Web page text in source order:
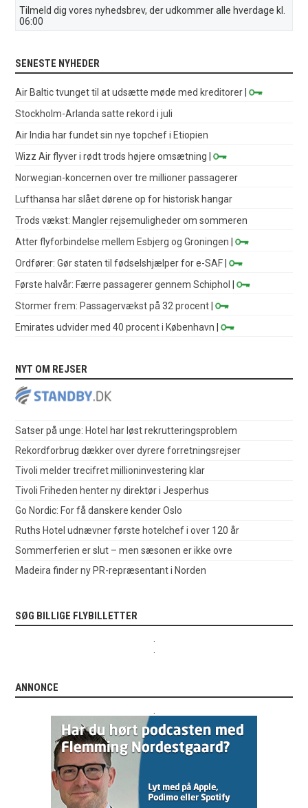
Tilmeld dig vores nyhedsbrev, der udkommer alle hverdage kl.
06:00
SENESTE NYHEDER
Air Baltic tvunget til at udsætte møde med kreditorer |
Stockholm-Arlanda satte rekord i juli
Air India har fundet sin nye topchef i Etiopien
Wizz Air flyver i rødt trods højere omsætning |
Norwegian-koncernen over tre millioner passagerer
Lufthansa har slået dørene op for historisk hangar
Trods vækst: Mangler rejsemuligheder om sommeren
Atter flyforbindelse mellem Esbjerg og Groningen |
Ordfører: Gør staten til fødselshjælper for e-SAF |
Første halvår: Færre passagerer gennem Schiphol
|
Stormer frem: Passagervækst på 32 procent |
Emirates udvider med 40 procent i København |
NYT OM REJSER
Satser på unge: Hotel har løst rekrutteringsproblem
Rekordforbrug dækker over dyrere forretningsrejser
Tivoli melder trecifret millioninvestering klar
Tivoli Friheden henter ny direktør i Jesperhus
Go Nordic: For få danskere kender Oslo
Ruths Hotel udnævner første hotelchef i over 120 år
Sommerferien er slut – men sæsonen er ikke ovre
Madeira finder ny PR-repræsentant i Norden
SØG BILLIGE FLYBILLETTER
ANNONCE